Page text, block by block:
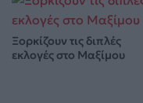
Ξορκίζουν τις διπλές
εκλογές στο Μαξίμου